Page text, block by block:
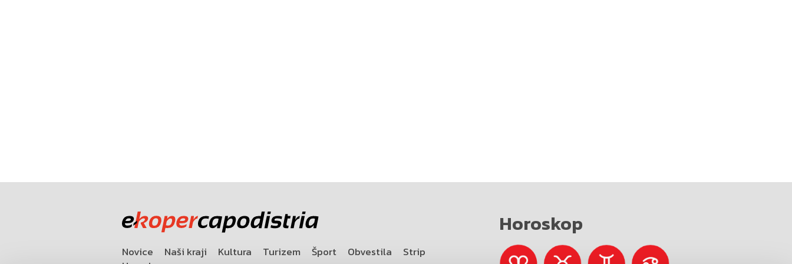
Novice Naši kraji Kultura Turizem Šport Obvestila
Strip
Horoskop